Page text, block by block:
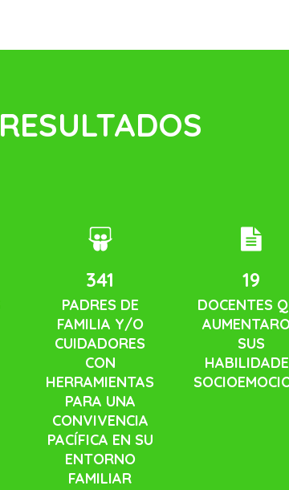
RESULTADOS
350
PADRES DE
FAMILIA Y/O
CUIDADORES
CON
HERRAMIENTAS
PARA UNA
CONVIVENCIA
PACÍFICA EN SU
ENTORNO
FAMILIAR
32
DOCENTES
SUS